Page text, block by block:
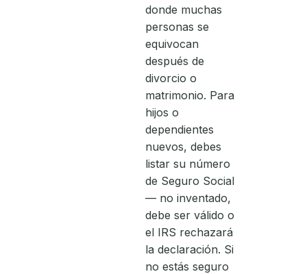
donde muchas
personas se
equivocan
después de
divorcio o
matrimonio. Para
hijos o
dependientes
nuevos, debes
listar su número
de Seguro Social
— no inventado,
debe ser válido o
el IRS rechazará
la declaración. Si
no estás seguro